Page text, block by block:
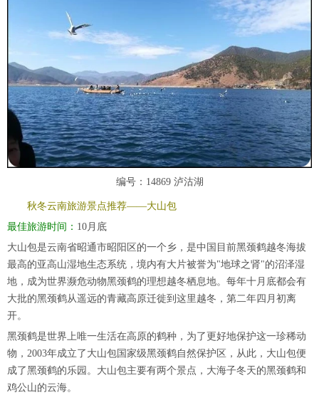
编号：14869 泸沽湖
秋冬云南旅游景点推荐——大山包
最佳旅游时间： 10月底
大山包是云南省昭通市昭阳区的一个乡，是中国目前黑颈鹤越冬海拔
最高的亚高山湿地生态系统，境内有大片被誉为"地球之肾"的沼泽湿
地，成为世界濒危动物黑颈鹤的理想越冬栖息地。每年十月底都会有
大批的黑颈鹤从遥远的青藏高原迁徙到这里越冬，第二年四月初离
开。
黑颈鹤是世界上唯一生活在高原的鹤种，为了更好地保护这一珍稀动
物，2003年成立了大山包国家级黑颈鹤自然保护区，从此，大山包便
成了黑颈鹤的乐园。大山包主要有两个景点，大海子冬天的黑颈鹤和
鸡公山的云海。